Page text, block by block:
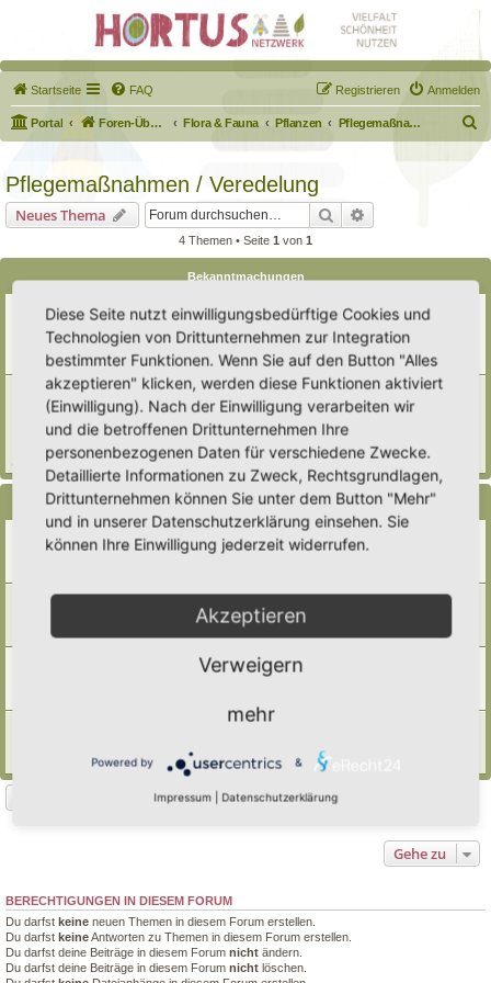
Startseite FAQ Anmelden
Registrieren
Portal Foren-Übersicht Flora & Fauna Pflanzen Pflegemaßnahmen / Veredelung
u
Pflegemaßnahmen / Veredelung
Neues Thema Suche
4 Themen • Seite 1 von 1
Bekanntmachungen
Erweiterung der Kriterien zur Eintragung eines Hortus
Letzter Beitrag von Heike Ehrle
Di 29. Jul 2025, 17:08
Verfasst inAnkündigungen & Fragen zum Forum
Antworten:3
[Bitte lesen] Wie funktioniert die Eintragung Eurer
Gartenprojekte
Letzter Beitrag vonHortus anima l«So 15. Feb 2026, 18:08
Verfasst in
Eingetragener Hortus - Mein Hortus und ich!
Antworten:1
Themen
Junge Bäume und Rückschnitt
Letzter Beitrag vonAmarille«Mo 24. Nov 2025, 19:08
Olivenbäumchen – Pflegetipps?
« So 23. Jun 2024, 19:17
Antworten:2
Obstbaumveredelung Unterlagen
So 8. Okt 2023, 10:31
Stauden im Herbst/ Winter abschneiden?
Antworten:3
Gehe zu
BERECHTIGUNGEN IN DIESEM FORUM
Du darfst keine neuen Themen in diesem Forum erstellen.
Du darfst keineAntworten zu Themen in diesem Forum erstellen.
Du darfst deine Beiträge in diesem Forum nicht ändern.
Du darfst deine Beiträge in diesem Forum nicht löschen.
Diese Seite nutzt einwilligungsbedürftige Cookies und
Technologien von Drittunternehmen zur Integration
bestimmter Funktionen. Wenn Sie auf den Button "Alles
akzeptieren" klicken, werden diese Funktionen aktiviert
(Einwilligung). Nach der Einwilligung verarbeiten wir
und die betroffenen Drittunternehmen Ihre
personenbezogenen Daten für verschiedene Zwecke.
Detaillierte Informationen zu Zweck, Rechtsgrundlagen,
Drittunternehmen können Sie unter dem Button "Mehr"
und in unserer Datenschutzerklärung einsehen. Sie
können Ihre Einwilligung jederzeit widerrufen.
Akzeptieren
Verweigern
mehr
Powered by &
Impressum Datenschutzerklärung